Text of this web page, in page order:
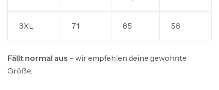
3XL 71 85 56
Fällt normal aus – wir empfehlen deine gewohnte
Größe.